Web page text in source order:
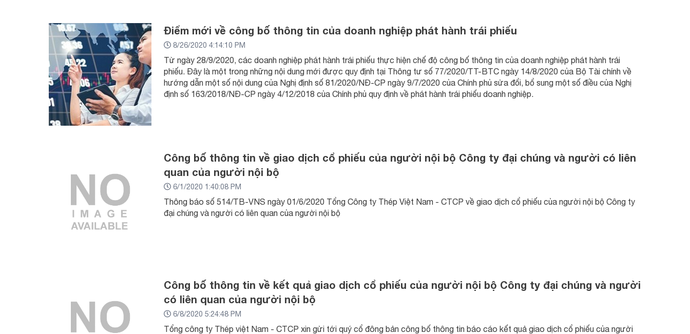
Điểm mới về công bố thông tin của doanh nghiệp phát hành trái phiếu
8/26/2020 4:14:10 PM
Từ ngày 28/9/2020, các doanh nghiệp phát hành trái phiếu thực hiện chế độ công bố thông tin của doanh nghiệp phát hành trái
phiếu. Đây là một trong những nội dung mới được quy định tại Thông tư số 77/2020/TT-BTC ngày 14/8/2020 của Bộ Tài chính về
hướng dẫn một số nội dung của Nghị định số 81/2020/NĐ-CP ngày 9/7/2020 của Chính phủ sửa đổi, bổ sung một số điều của Nghị
định số 163/2018/NĐ-CP ngày 4/12/2018 của Chính phủ quy định về phát hành trái phiếu doanh nghiệp.
Công bố thông tin về giao dịch cổ phiếu của người nội bộ Công ty đại chúng và người có liên
quan của người nội bộ
6/1/2020 1:40:08 PM
Thông báo số 514/TB-VNS ngày 01/6/2020 Tổng Công ty Thép Việt Nam - CTCP về giao dịch cổ phiếu của người nội bộ Công ty
đại chúng và người có liên quan của người nội bộ
Công bố thông tin về kết quả giao dịch cổ phiếu của người nội bộ Công ty đại chúng và người
có liên quan của người nội bộ
6/8/2020 5:24:48 PM
Tổng công ty Thép việt Nam - CTCP xin gửi tới quý cổ đông bản công bố thông tin báo cáo kết quả giao dịch cổ phiếu của người